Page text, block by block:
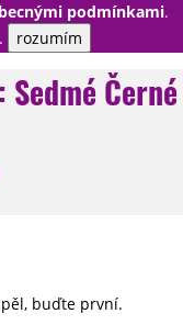
podmínkami.
. rozumím
PŘIHLÁSIT
Černé
buďte první.